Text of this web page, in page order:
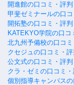
開進館の口コミ・評
甲斐ゼミナールの口
開拓塾の口コミ・評
KATEKYO学院の口
北九州予備校の口コ
クセジュの口コミ・
公文式の口コミ・評
クラ・ゼミの口コミ
個別指導キャンパス